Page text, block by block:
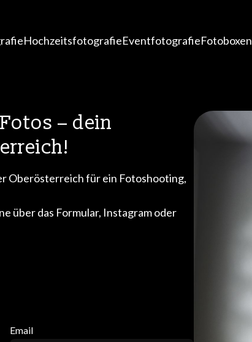
HochzeitsfotografieEventfotografieFotoboxen
– dein
Oberösterreich für ein Fotoshooting,
über das Formular, Instagram oder
Email